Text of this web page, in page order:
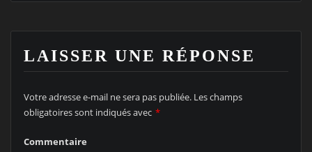
LAISSER UNE RÉPONSE
Votre adresse e-mail ne sera pas publiée. Les champs
obligatoires sont indiqués avec *
Commentaire